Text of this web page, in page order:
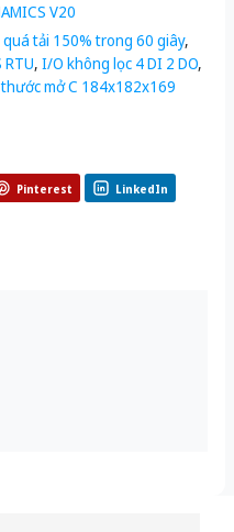
V20
quá tải 150% trong 60 giây,
, I/O không lọc 4 DI 2 DO,
mở C 184x182x169
Pinterest LinkedIn